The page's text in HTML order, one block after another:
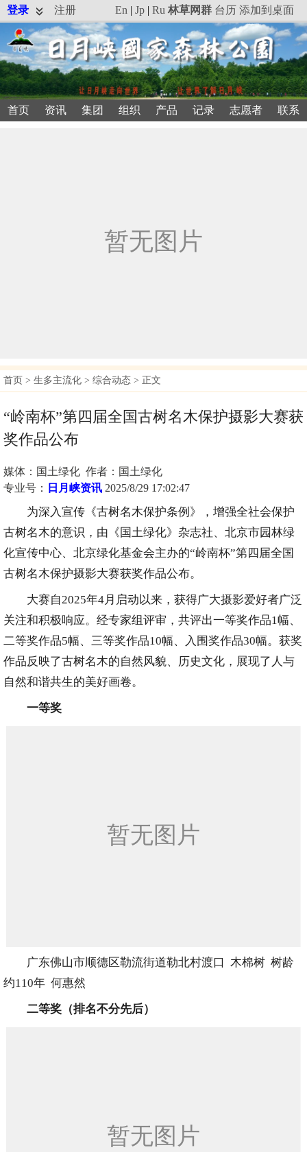
登录 注册 En | Jp | Ru 林草网群 台历 添加到桌面
首页 资讯 集团 组织 产品 记录 志愿者 联系
首页 > 生多主流化 > 综合动态 > 正文
“岭南杯”第四届全国古树名木保护摄影大赛获
奖作品公布
媒体：国土绿化 作者：国土绿化
专业号：
日月峡资讯 2025/8/29 17:02:47
为深入宣传《古树名木保护条例》，增强全社会保护
古树名木的意识，由《国土绿化》杂志社、北京市园林绿
化宣传中心、北京绿化基金会主办的“岭南杯”第四届全国
古树名木保护摄影大赛获奖作品公布。
大赛自2025年4月启动以来，获得广大摄影爱好者广泛
关注和积极响应。经专家组评审，共评出一等奖作品1幅、
二等奖作品5幅、三等奖作品10幅、入围奖作品30幅。获奖
作品反映了古树名木的自然风貌、历史文化，展现了人与
自然和谐共生的美好画卷。
一等奖
广东佛山市顺德区勒流街道勒北村渡口 木棉树 树龄
约110年 何惠然
二等奖（排名不分先后）